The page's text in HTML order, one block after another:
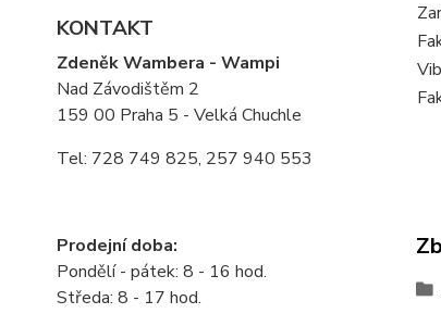
KONTAKT
Zdeněk Wambera - Wampi
Nad Závodištěm 2
159 00 Praha 5 - Velká Chuchle
Tel: 728 749 825, 257 940 553
Prodejní doba:
Pondělí - pátek: 8 - 16 hod.
Středa: 8 - 17 hod.